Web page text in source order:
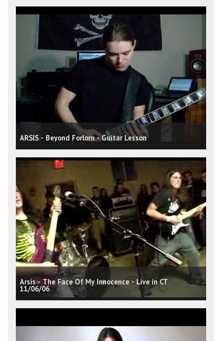
ARSIS - Beyond Forlorn - Guitar Lesson
Arsis - The Face Of My Innocence - Live in CT
11/06/06